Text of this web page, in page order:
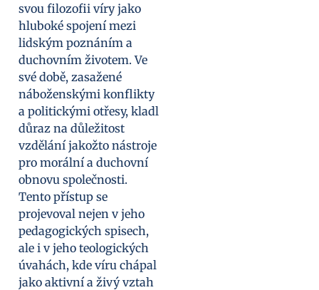
svou filozofii víry jako
hluboké spojení mezi
lidským poznáním a
duchovním životem. Ve
své době, zasažené
náboženskými konflikty
a politickými otřesy, kladl
důraz na důležitost
vzdělání jakožto nástroje
pro morální a duchovní
obnovu společnosti.
Tento přístup se
projevoval nejen v jeho
pedagogických spisech,
ale i v jeho teologických
úvahách, kde víru chápal
jako aktivní a živý vztah